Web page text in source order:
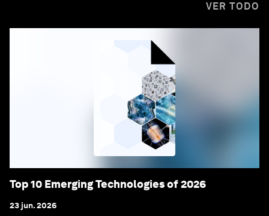
VER TODO
Top 10 Emerging Technologies of 2026
23 jun. 2026